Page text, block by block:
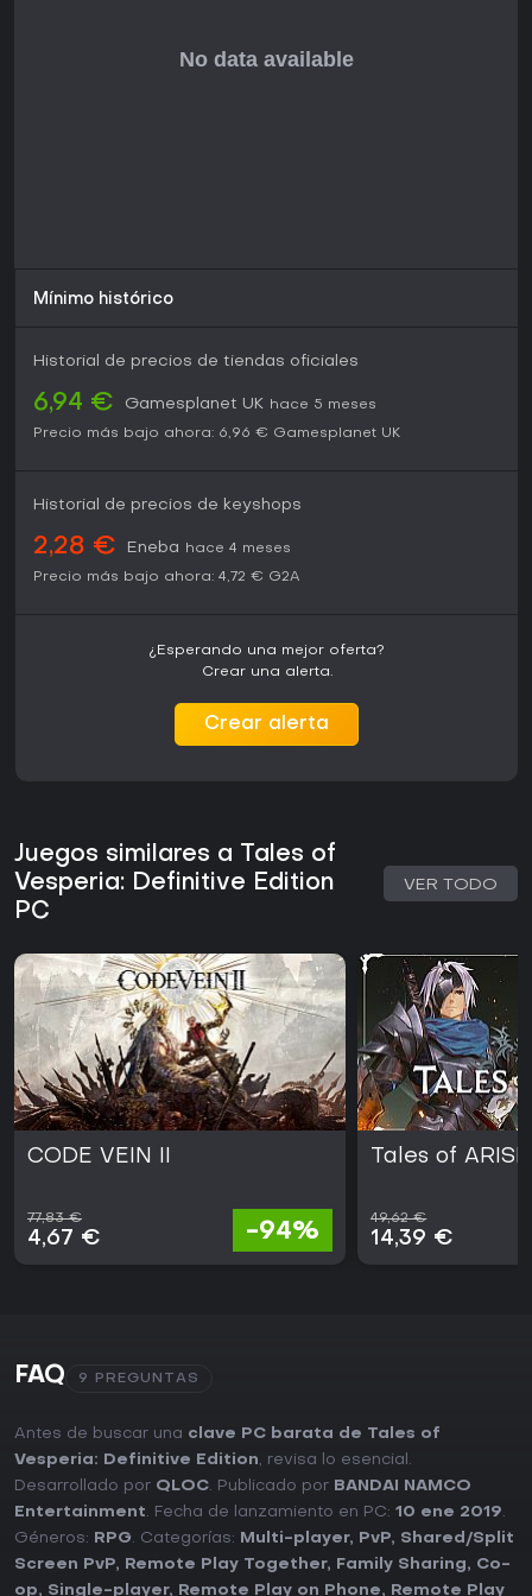
Mínimo histórico
Historial de precios de tiendas oficiales
6,94 € Gamesplanet UK hace 5 meses
Precio más bajo ahora: 6,96 € Gamesplanet UK
Historial de precios de keyshops
2,28 € Eneba
hace 4 meses
Precio más bajo ahora: 4,72 € G2A
¿Esperando una mejor oferta?
Crear una alerta.
Crear alerta
Juegos similares a Tales of
Vesperia: Definitive Edition
PC
VER TODO
CODE VEIN II
77,83 €
4,67 € -94%
Tales of ARISE
49,62 €
14,39 €
FAQ 9 PREGUNTAS
Antes de buscar una clave PC barata de Tales of
Vesperia: Definitive Edition, revisa lo esencial.
Desarrollado por QLOC. Publicado por BANDAI NAMCO
Entertainment. Fecha de lanzamiento en PC: 10 ene 2019.
Géneros:
RPG. Categorías: Multi-player, PvP, Shared/Split
Screen PvP, Remote Play Together, Family Sharing, Co-
op, Single-player, Remote Play on Phone, Remote Play